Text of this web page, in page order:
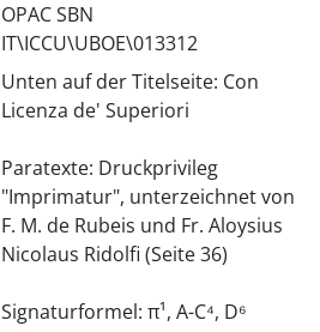
OPAC SBN
IT\ICCU\UBOE\013312
Unten auf der Titelseite: Con
Licenza de' Superiori
Paratexte: Druckprivileg
"Imprimatur", unterzeichnet von
F. M. de Rubeis und Fr. Aloysius
Nicolaus Ridolfi (Seite 36)
Signaturformel: π¹, A-C⁴, D⁶